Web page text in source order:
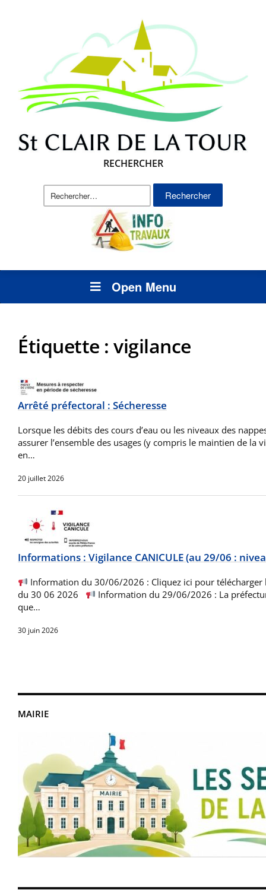
RECHERCHER
Rechercher :
Open Menu
MAIRIE
Étiquette : vigilance
Arrêté préfectoral : Sécheresse
Lorsque les débits des cours d’eau ou les niveaux des
assurer l’ensemble des usages (y compris le maintien de la
en…
20 juillet 2026
Informations : Vigilance CANICULE (au 29/06 :
Information du 30/06/2026 : Cliquez ici pour télécharger
du 30 06 2026
Information du 29/06/2026 : La
que…
30 juin 2026